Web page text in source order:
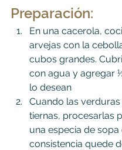
Preparación:
En una cacerola,
arvejas con la
cubos grandes.
con agua y agregar
lo desean
Cuando las verduras
tiernas, procesarlas
una especia de sopa
consistencia quede